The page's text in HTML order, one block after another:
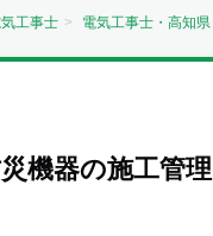
工事士 電気工事士・高知県
機器の施工管